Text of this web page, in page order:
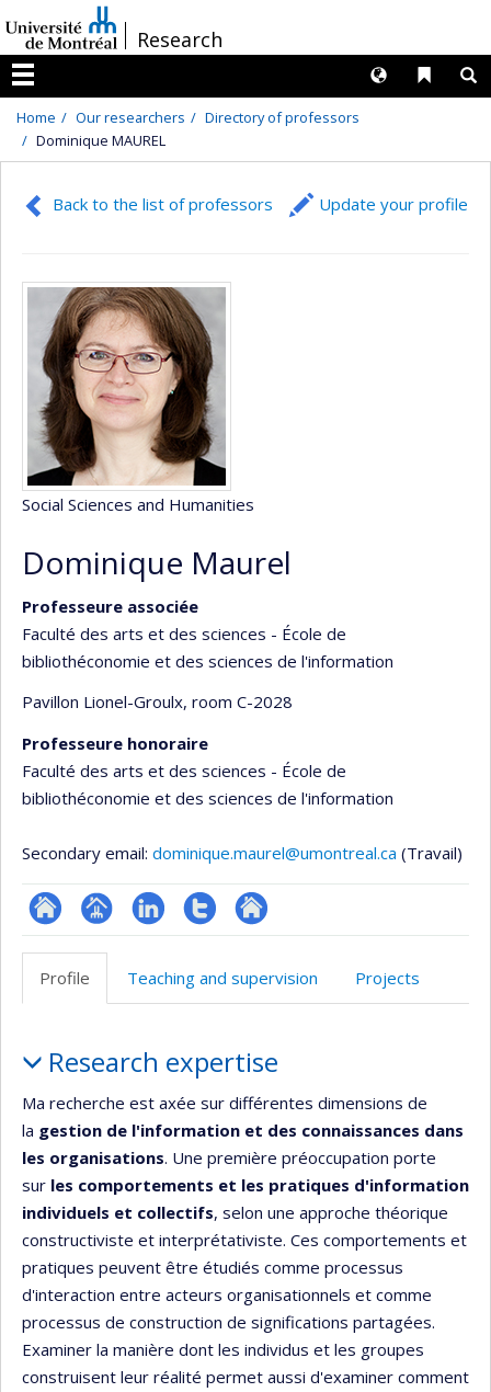
au
contenu
/Research
Menu
Liens
Langues
Home Our researchers
Directory of professors
Dominique MAUREL
Back to the list of professors Update your profile
Social Sciences and Humanities
Dominique Maurel
Professeure associée
Faculté des arts et des sciences - École de
bibliothéconomie et des sciences de l'information
Pavillon Lionel-Groulx, room C-2028
Professeure honoraire
Faculté des arts et des sciences - École de
bibliothéconomie et des sciences de l'information
Secondary email: dominique.maurel@umontreal.ca (Travail)
ResearchGate
Page
(faculté,département,école)
LinkedInCompteAutre
web
Profile Teaching and supervision Projects
Research expertise
Ma recherche est axée sur différentes dimensions de
la gestion de l'information et des connaissances dans
les organisations. Une première préoccupation porte
sur les comportements et les pratiques d'information
individuels et collectifs, selon une approche théorique
constructiviste et interprétativiste. Ces comportements et
pratiques peuvent être étudiés comme processus
d'interaction entre acteurs organisationnels et comme
processus de construction de significations partagées.
Examiner la manière dont les individus et les groupes
construisent leur réalité permet aussi d'examiner comment